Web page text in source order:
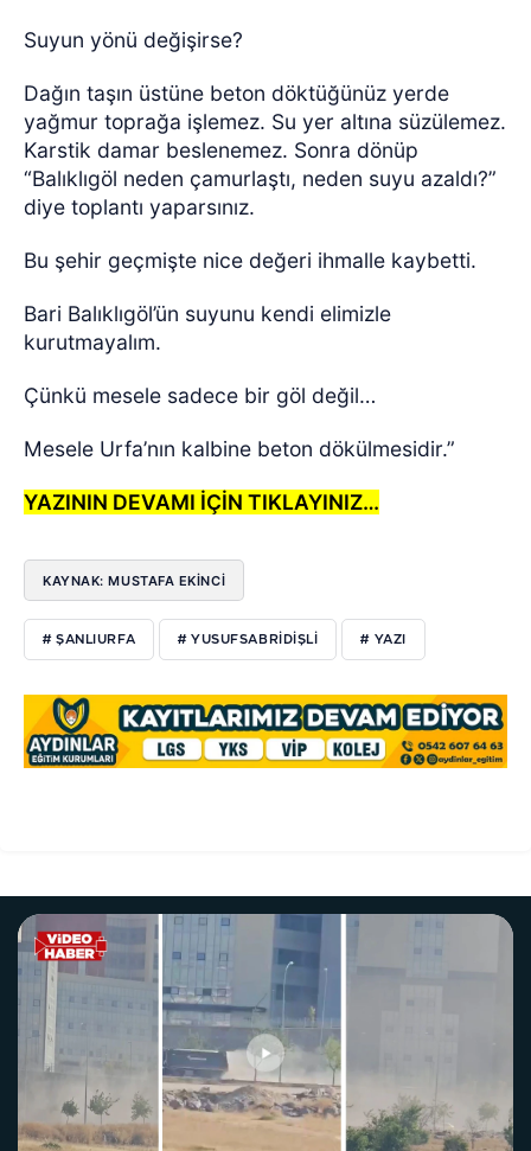
Suyun yönü değişirse?
Dağın taşın üstüne beton döktüğünüz yerde
yağmur toprağa işlemez. Su yer altına süzülemez.
Karstik damar beslenemez. Sonra dönüp
“Balıklıgöl neden çamurlaştı, neden suyu azaldı?”
diye toplantı yaparsınız.
Bu şehir geçmişte nice değeri ihmalle kaybetti.
Bari Balıklıgöl’ün suyunu kendi elimizle
kurutmayalım.
Çünkü mesele sadece bir göl değil…
Mesele Urfa’nın kalbine beton dökülmesidir.”
YAZININ DEVAMI İÇİN TIKLAYINIZ…
KAYNAK: MUSTAFA EKİNCİ
# ŞANLIURFA # YUSUFSABRİDİŞLİ # YAZI